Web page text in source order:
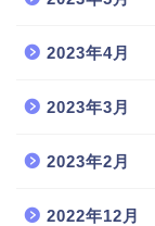
2023年4月
2023年3月
2023年2月
2022年12月